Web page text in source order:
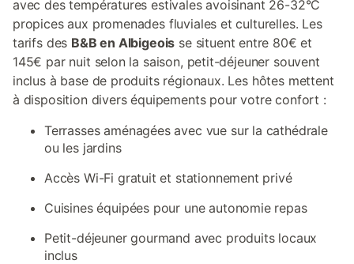
avec des températures estivales avoisinant 26-32°C
propices aux promenades fluviales et culturelles. Les
tarifs des B&B en Albigeois se situent entre 80€ et
145€ par nuit selon la saison, petit-déjeuner souvent
inclus à base de produits régionaux. Les hôtes mettent
à disposition divers équipements pour votre confort :
Terrasses aménagées avec vue sur la cathédrale
ou les jardins
Accès Wi-Fi gratuit et stationnement privé
Cuisines équipées pour une autonomie repas
Petit-déjeuner gourmand avec produits locaux
inclus